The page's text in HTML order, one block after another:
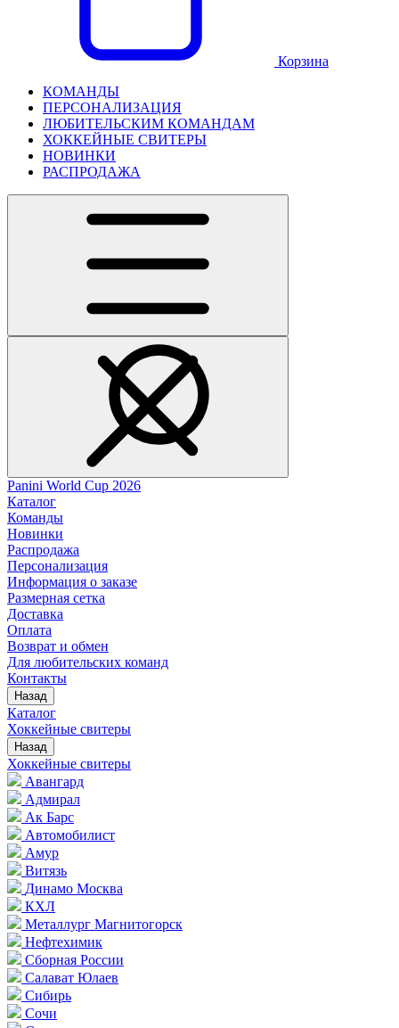
Корзина
КОМАНДЫ
ПЕРСОНАЛИЗАЦИЯ
ЛЮБИТЕЛЬСКИМ КОМАНДАМ
ХОККЕЙНЫЕ СВИТЕРЫ
НОВИНКИ
РАСПРОДАЖА
Panini World Cup 2026
Каталог
Команды
Новинки
Распродажа
Персонализация
Информация о заказе
Размерная сетка
Доставка
Оплата
Возврат и обмен
Для любительских команд
Контакты
Назад
Каталог
Хоккейные свитеры
Назад
Хоккейные свитеры
Авангард
Адмирал
Ак Барс
Автомобилист
Амур
Витязь
Динамо Москва
КХЛ
Металлург Магнитогорск
Нефтехимик
Сборная России
Салават Юлаев
Сибирь
Сочи